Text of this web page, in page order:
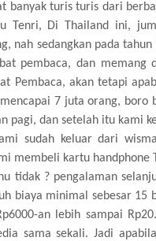
banyak turis turis dari
Tenri, Di Thailand ini,
nah sedangkan pada
pembaca, dan
Pembaca, akan tetapi
7 juta orang, boro
pagi, dan setelah itu kami
sudah keluar dari
membeli kartu handphone
tidak ? pengalaman
biaya minimal sebesar
an lebih sampai
sama sekali. Jadi